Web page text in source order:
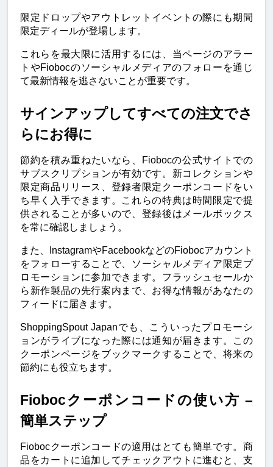
限定ドロップやアウトレットイベントの際にも期間
限定ディールが登場します。
これらを最大限に活用するには、当ページのアラー
トやFiobocのソーシャルメディアのフォローを通じ
て最新情報を逃さないことが重要です。
サインアップしてすべての注文でさ
らにお得に
節約を積み重ねたいなら、Fiobocの公式サイトでの
サブスクリプションが有効です。新コレクションや
限定商品リリース、登録者限定クーポンコードをい
ち早く入手できます。これらの特典は時間限定で提
供されることが多いので、登録後はメールボックス
を常に確認しましょう。
また、InstagramやFacebookなどのFiobocアカウント
をフォローすることで、ソーシャルメディア限定プ
ロモーションに参加できます。フラッシュセールか
ら新作製品の先行案内まで、お得な情報があなたの
フィードに届きます。
ShoppingSpout Japanでも、こういったプロモーシ
ョンがライブになった際には通知が届きます。この
クーポンページをブックマークすることで、将来の
節約にも役立ちます。
Fiobocクーポンコードの使い方 –
簡単ステップ
Fiobocクーポンコードの適用はとても簡単です。商
品をカートに追加してチェックアウトに進むと、支